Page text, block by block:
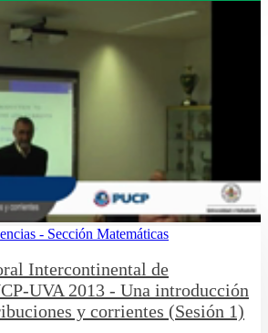
- Sección Matemáticas
Intercontinental de
UVA 2013 - Una introducción
y corrientes (Sesión 1)